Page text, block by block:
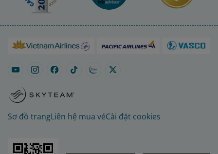
Sơ đồ trangLiên hệ mua véCài đặt cookies